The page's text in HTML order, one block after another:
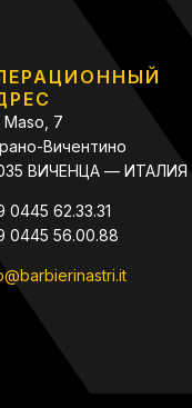
Maso, 7
Вичентино
ВИЧЕНЦА — ИТАЛИЯ
0445 62.33.31
0445 56.00.88